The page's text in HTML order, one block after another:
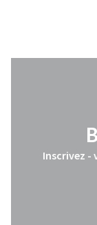
Inscrivez -